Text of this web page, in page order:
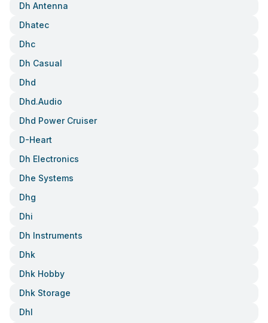
Dh Antenna
Dhatec
Dhc
Dh Casual
Dhd
Dhd.audio
Dhd Power Cruiser
D-Heart
Dh Electronics
Dhe Systems
Dhg
Dhi
Dh Instruments
Dhk
Dhk Hobby
Dhk Storage
Dhl